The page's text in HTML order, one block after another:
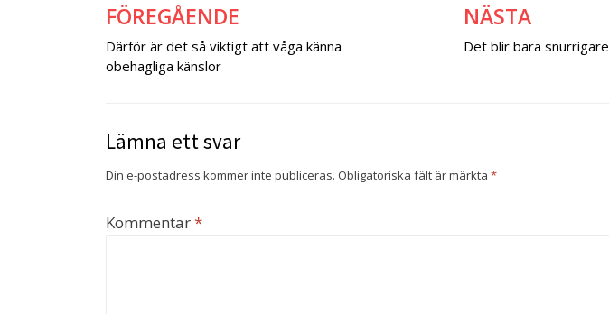
Inläggsnavigering
FÖREGÅENDE
Därför är det så viktigt att våga känna
obehagliga känslor
NÄSTA
Det blir bara snurrigare
Lämna ett svar
Din e-postadress kommer inte publiceras. Obligatoriska fält är märkta *
Kommentar*